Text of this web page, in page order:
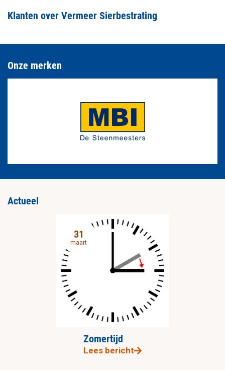
Klanten over Vermeer Sierbestrating
Onze merken
Actueel
31
maart
Zomertijd
Lees bericht